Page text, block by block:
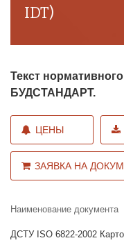
IDT)
Текст
БУДСТАНДАРТ.
ЦЕНЫ
ЗАЯВКА НА
Наименование документа
ДСТУ ISO 6822-2002